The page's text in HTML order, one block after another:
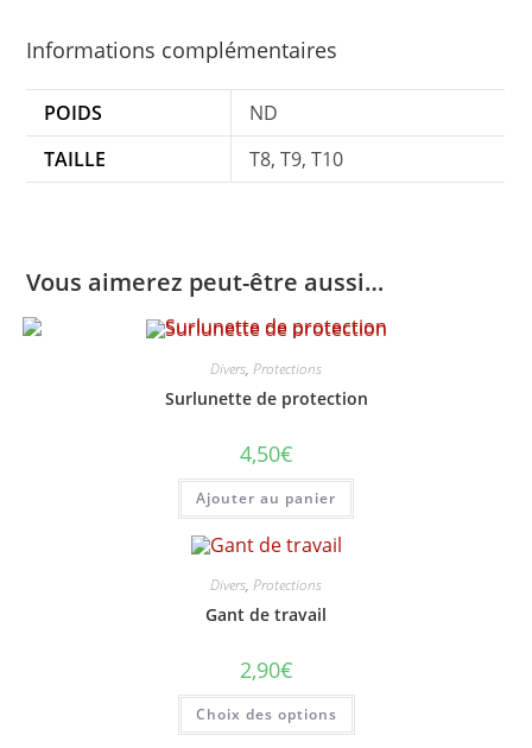
Informations complémentaires
POIDS
ND
TAILLE
T8, T9, T10
Vous aimerez peut-être aussi…
Divers, Protections
Surlunette de protection
4,50€
Ajouter au panier
Divers, Protections
Gant de travail
2,90€
Choix des options
Ce
a